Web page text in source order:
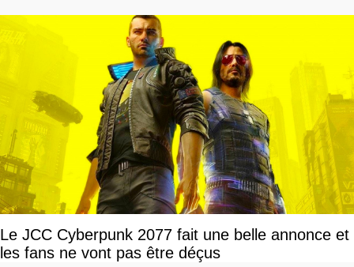
Le JCC Cyberpunk 2077 fait une belle annonce et
les fans ne vont pas être déçus